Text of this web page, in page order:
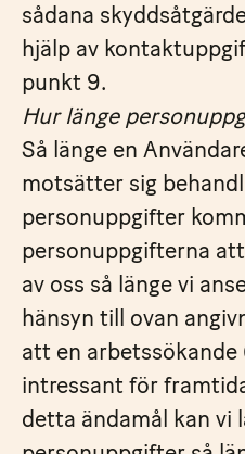
sådana
hjälp av
punkt 9.
Hur länge
Så länge en
motsätter sig
personuppgifter
personuppgifterna
av oss så länge vi
hänsyn till ovan
att en arbetssökande
intressant för
detta ändamål kan vi